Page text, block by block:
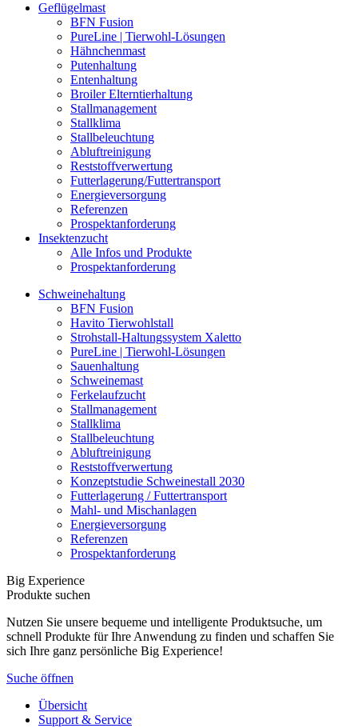
Geflügelmast
BFN Fusion
PureLine | Tierwohl-Lösungen
Hähnchenmast
Putenhaltung
Entenhaltung
Broiler Elterntierhaltung
Stallmanagement
Stallklima
Stallbeleuchtung
Abluftreinigung
Reststoffverwertung
Futterlagerung/Futtertransport
Energieversorgung
Referenzen
Prospektanforderung
Insektenzucht
Alle Infos und Produkte
Prospektanforderung
Schweinehaltung
BFN Fusion
Havito Tierwohlstall
Strohstall-Haltungssystem Xaletto
PureLine | Tierwohl-Lösungen
Sauenhaltung
Schweinemast
Ferkelaufzucht
Stallmanagement
Stallklima
Stallbeleuchtung
Abluftreinigung
Reststoffverwertung
Konzeptstudie Schweinestall 2030
Futterlagerung / Futtertransport
Mahl- und Mischanlagen
Energieversorgung
Referenzen
Prospektanforderung
Big Experience
Produkte suchen
Nutzen Sie unsere bequeme und intelligente Produktsuche, um
schnell Produkte für Ihre Anwendung zu finden und schaffen Sie
sich Ihre ganz persönliche Big Experience!
Suche öffnen
Übersicht
Support & Service